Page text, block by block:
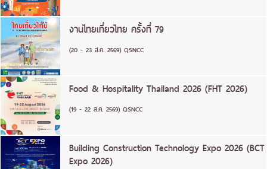
งานไทยเที่ยวไทย ครั้งที่ 79
(20 - 23 ส.ค. 2569) QSNCC
Food & Hospitality Thailand 2026 (FHT 2026)
(19 - 22 ส.ค. 2569) QSNCC
Building Construction Technology Expo 2026 (BCT
Expo 2026)